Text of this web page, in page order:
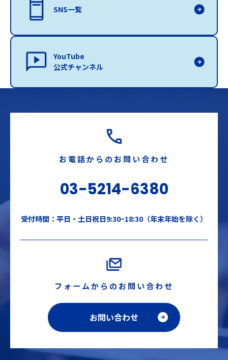
SNS一覧
YouTube
公式チャンネル
お電話からのお問い合わせ
03-5214-6380
受付時間：平日・土日祝日9:30~18:30（年末年始を除く）
フォームからのお問い合わせ
お問い合わせ